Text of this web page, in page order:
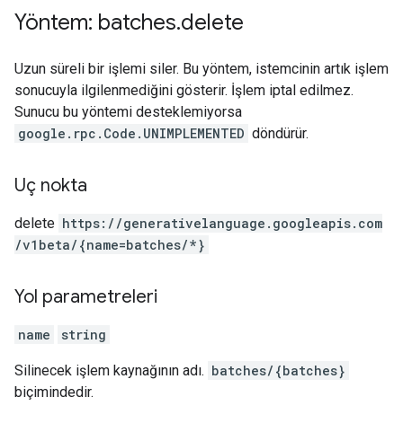
Yöntem: batches.delete
Uzun süreli bir işlemi siler. Bu yöntem, istemcinin artık işlem
sonucuyla ilgilenmediğini gösterir. İşlem iptal edilmez.
Sunucu bu yöntemi desteklemiyorsa
google.rpc.Code.UNIMPLEMENTED döndürür.
Uç nokta
delete https: / /generativelanguage.googleapis.com
/v1beta/{name=batches/*}
Yol parametreleri
name string
Silinecek işlem kaynağının adı. batches/{batches}
biçimindedir.